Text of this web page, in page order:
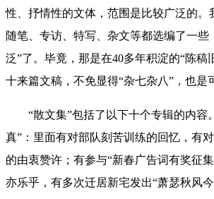
性、抒情性的文体，范围是比较广泛的。
随笔、专访、特写、杂文等都选编了一些
泛”了。毕竟，那是在40多年积淀的“陈稿
十来篇文稿，不免显得“杂七杂八”，也是
“散文集”包括了以下十个专辑的内容
真”： 里面有对部队刻苦训练的回忆，有
的由衷赞许；有参与“新春广告词有奖征
亦乐乎，有多次迁居新宅发出“萧瑟秋风